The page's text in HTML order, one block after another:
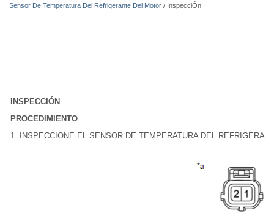
Sensor De Temperatura Del Refrigerante Del Motor / InspecciÓn
INSPECCIÓN
PROCEDIMIENTO
1. INSPECCIONE EL SENSOR DE TEMPERATURA DEL